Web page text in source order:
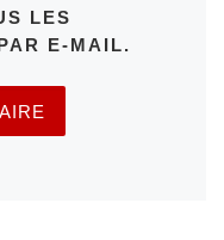
LES
E-MAIL.